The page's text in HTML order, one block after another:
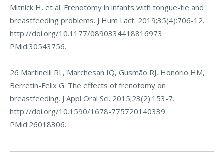
Mitnick H, et al. Frenotomy in infants with tongue-tie and
breastfeeding problems. J Hum Lact. 2019;35(4):706-12.
http://doi.org/10.1177/0890334418816973.
PMid:30543756.
26 Martinelli RL, Marchesan IQ, Gusmão RJ, Honório HM,
Berretin-Felix G. The effects of frenotomy on
breastfeeding. J Appl Oral Sci. 2015;23(2):153-7.
http://doi.org/10.1590/1678-775720140339.
PMid:26018306.